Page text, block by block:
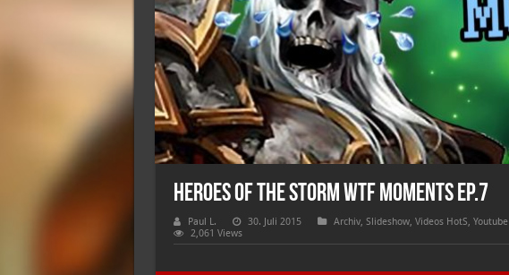
Heroes of The Storm WTF Moments Ep.7
Paul L. 30. Juli 2015 Archiv, Slideshow, Videos HotS, Youtube
2,061 Views